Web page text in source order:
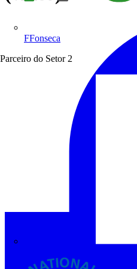
FFonseca
Parceiro do Setor 2